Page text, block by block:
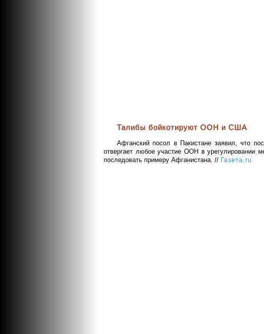
Талибы бойкотируют ООН и США
Афганский посол в Пакистане заявил, что
отвергает любое участие ООН в урегулировании
последовать примеру Афганистана. // Газета.ru